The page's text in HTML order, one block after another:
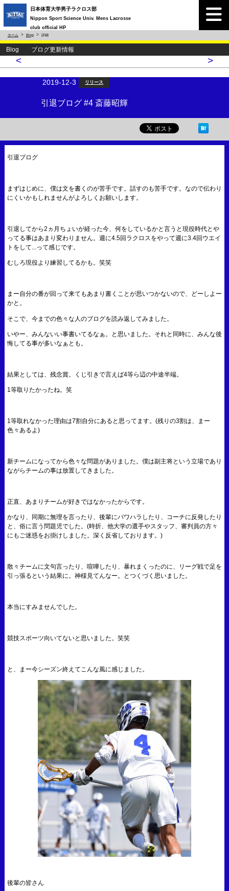
日本体育大学男子ラクロス部
Nippon Sport Science Univ. Mens Lacrosse
club official HP
ホーム Blog 詳細
Blog ブログ更新情報
< >
2019-12-3 リリース
引退ブログ #4 斎藤昭輝
引退ブログ
まずはじめに、僕は文を書くのが苦手です。話すのも苦手です。なので伝わり
にくいかもしれませんがよろしくお願いします。
引退してから2ヵ月ちょいが経った今、何をしているかと言うと現役時代とや
ってる事はあまり変わりません。週に4.5回ラクロスをやって週に3.4回ウエイ
トをして...って感じです。
むしろ現役より練習してるかも。笑笑
まー自分の番が回って来てもあまり書くことが思いつかないので、どーしよー
かと。
そこで、今までの色々な人のブログを読み返してみました。
いやー、みんないい事書いてるなぁ。と思いました。それと同時に、みんな後
悔してる事が多いなぁとも。
結果としては、残念賞。くじ引きで言えば4等ら辺の中途半端。
1等取りたかったね。笑
1等取れなかった理由は7割自分にあると思ってます。(残りの3割は、まー
色々あるよ)
新チームになってから色々な問題がありました。僕は副主将という立場であり
ながらチームの事は放置してきました。
正直、あまりチームが好きではなかったからです。
かなり、同期に無理を言ったり、後輩にパワハラしたり、コーチに反発したり
と、俗に言う問題児でした。(時折、他大学の選手やスタッフ、審判員の方々
にもご迷惑をお掛けしました。深く反省しております。)
散々チームに文句言ったり、喧嘩したり、暴れまくったのに、リーグ戦で足を
引っ張るという結果に。神様見てんなー。とつくづく思いました。
本当にすみませんでした。
競技スポーツ向いてないと思いました。笑笑
と、まー今シーズン終えてこんな風に感じました。
後輩の皆さん